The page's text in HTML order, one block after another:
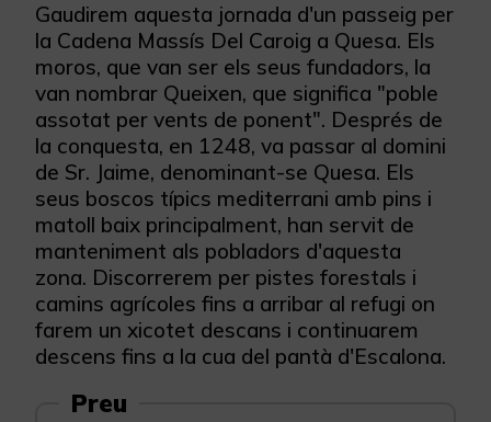
Gaudirem aquesta jornada d'un passeig per
la Cadena Massís Del Caroig a Quesa. Els
moros, que van ser els seus fundadors, la
van nombrar Queixen, que significa "poble
assotat per vents de ponent". Després de
la conquesta, en 1248, va passar al domini
de Sr. Jaime, denominant-se Quesa. Els
seus boscos típics mediterrani amb pins i
matoll baix principalment, han servit de
manteniment als pobladors d'aquesta
zona. Discorrerem per pistes forestals i
camins agrícoles fins a arribar al refugi on
farem un xicotet descans i continuarem
descens fins a la cua del pantà d'Escalona.
Preu